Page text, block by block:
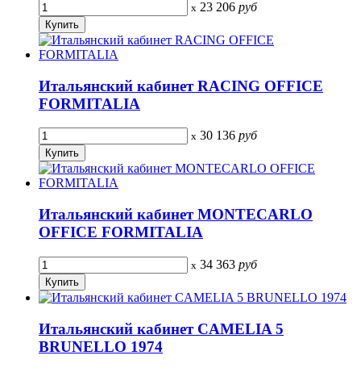
x 23 206 руб
Итальянский кабинет RACING OFFICE
FORMITALIA
x 30 136 руб
Итальянский кабинет MONTECARLO
OFFICE FORMITALIA
x 34 363 руб
Итальянский кабинет CAMELIA 5
BRUNELLO 1974